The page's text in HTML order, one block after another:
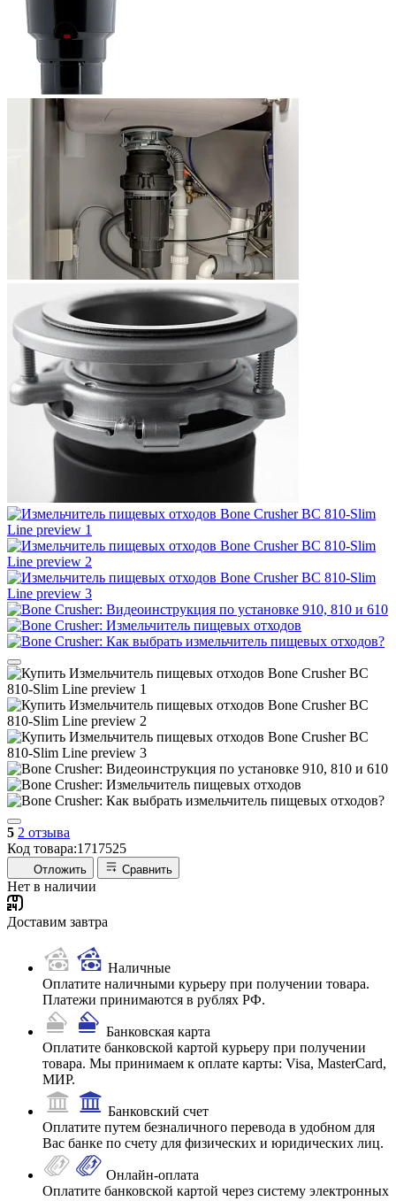
5 2 отзыва
Код товара:1717525
Отложить Сравнить
Нет в наличии
Доставим завтра
Наличные
Оплатите наличными курьеру при получении товара.
Платежи принимаются в рублях РФ.
Банковская карта
Оплатите банковской картой курьеру при получении
товара. Мы принимаем к оплате карты: Visa, MasterCard,
МИР.
Банковский счет
Оплатите путем безналичного перевода в удобном для
Вас банке по счету для физических и юридических лиц.
Онлайн-оплата
Оплатите банковской картой через систему электронных